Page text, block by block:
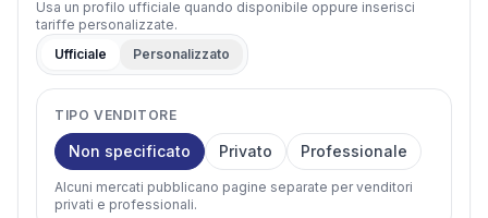
Usa un profilo ufficiale quando disponibile oppure inserisci
tariffe personalizzate.
Ufficiale
Personalizzato
TIPO VENDITORE
Non specificato Privato Professionale
Alcuni mercati pubblicano pagine separate per venditori
privati e professionali.